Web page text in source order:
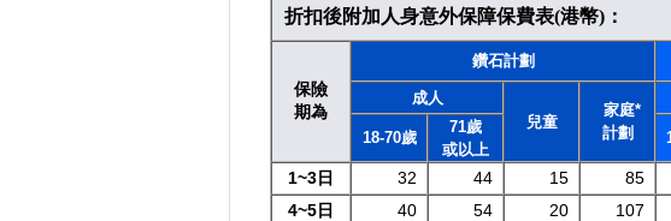
折扣後附加人身意外保障保費表(港幣)：
保險
期為
鑽石計劃
成人
兒童
家庭*
計劃
18-70歲
71歲
或以上
1~3日 32 44 15 85
4~5日
40 54 20 107